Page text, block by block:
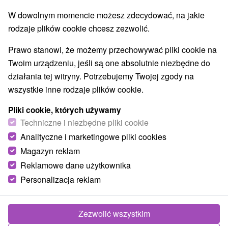
Najlepiej sprzedające
1.
Zdrowie i relaks dla seniorów w sercu Turčiai
z maksymalnymi korzyściami w okazyjnej
cenie
Uzdrowisko Turczańskie Teplice
Od 5 Noce
Śniadanie I Kolacja
Pakiet obejmuje wstępne badanie lekarskie, 8
W dowolnym momencie możesz zdecydować, na jakie
rodzaje plików cookie chcesz zezwolić.
Prawo stanowi, że możemy przechowywać pliki cookie na
Twoim urządzeniu, jeśli są one absolutnie niezbędne do
działania tej witryny. Potrzebujemy Twojej zgody na
wszystkie inne rodzaje plików cookie.
Pliki cookie, których używamy
Techniczne i niezbędne pliki cookie
Analityczne i marketingowe pliki cookies
Magazyn reklam
Reklamowe dane użytkownika
Personalizacja reklam
Zezwolić wszystkim